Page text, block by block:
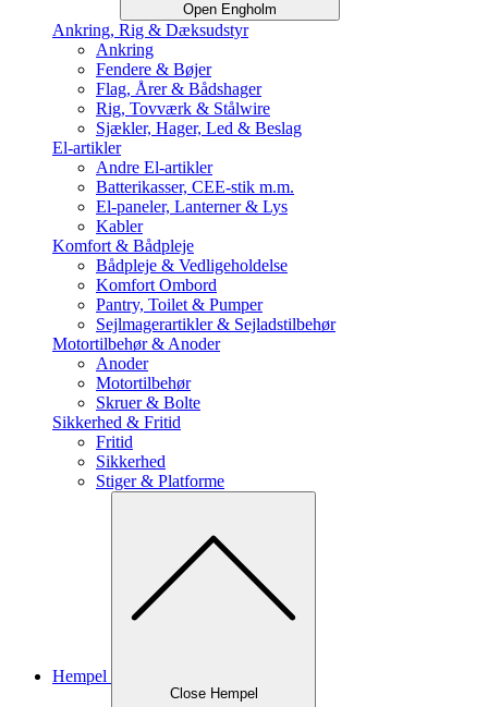
Open Engholm
Ankring, Rig & Dæksudstyr
Ankring
Fendere & Bøjer
Flag, Årer & Bådshager
Rig, Tovværk & Stålwire
Sjækler, Hager, Led & Beslag
El-artikler
Andre El-artikler
Batterikasser, CEE-stik m.m.
El-paneler, Lanterner & Lys
Kabler
Komfort & Bådpleje
Bådpleje & Vedligeholdelse
Komfort Ombord
Pantry, Toilet & Pumper
Sejlmagerartikler & Sejladstilbehør
Motortilbehør & Anoder
Anoder
Motortilbehør
Skruer & Bolte
Sikkerhed & Fritid
Fritid
Sikkerhed
Stiger & Platforme
Hempel
Close Hempel